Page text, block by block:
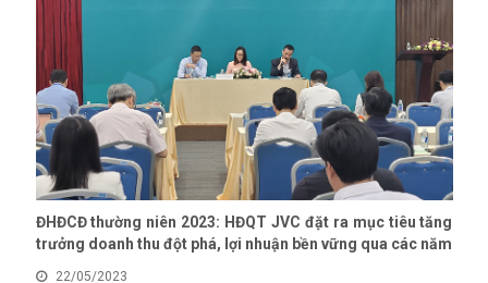
ĐHĐCĐ thường niên 2023: HĐQT JVC đặt ra mục tiêu tăng
trưởng doanh thu đột phá, lợi nhuận bền vững qua các năm
22/05/2023